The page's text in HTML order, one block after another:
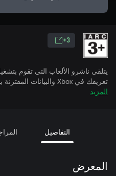
3+
يتلقى ناشرو الألعاب التي تقوم
تعريفك في Xbox والبيانات المقترنة بينما تمارس الألعاب.
المزيد
التفاصيل
المعرض